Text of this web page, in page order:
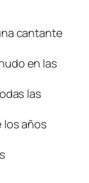
cantante
en las
las
los años